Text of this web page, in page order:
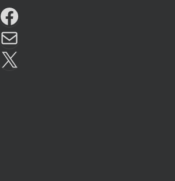
Facebook
Email
X